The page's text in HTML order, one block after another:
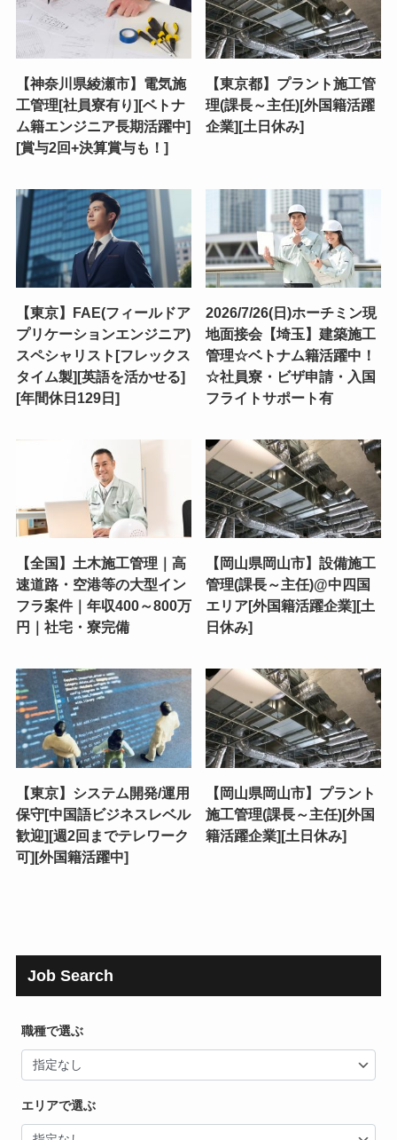
【神奈川県綾瀬市】電気施
工管理[社員寮有り][ベトナ
ム籍エンジニア長期活躍中]
[賞与2回+決算賞与も！]
【東京都】プラント施工管
理(課長～主任)[外国籍活躍
企業][土日休み]
【東京】FAE(フィールドア
プリケーションエンジニア)
スペシャリスト[フレックス
タイム製][英語を活かせる]
[年間休日129日]
2026/7/26(日)ホーチミン現
地面接会【埼玉】建築施工
管理☆ベトナム籍活躍中！
☆社員寮・ビザ申請・入国
フライトサポート有
【全国】土木施工管理｜高
速道路・空港等の大型イン
フラ案件｜年収400～800万
円｜社宅・寮完備
【岡山県岡山市】設備施工
管理(課長～主任)@中四国
エリア[外国籍活躍企業][土
日休み]
【東京】システム開発/運用
保守[中国語ビジネスレベル
歓迎][週2回までテレワーク
可][外国籍活躍中]
【岡山県岡山市】プラント
施工管理(課長～主任)[外国
籍活躍企業][土日休み]
Job Search
職種で選ぶ
エリアで選ぶ